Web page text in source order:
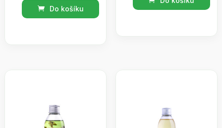
Kosmetická
vazelína
Do košíku
gel